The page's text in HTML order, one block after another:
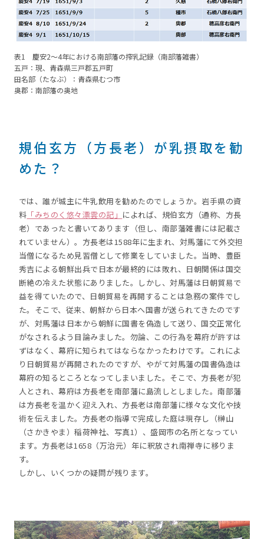
表1 慶安2～4年における南部藩の搾乳記録（南部藩雑書）
五戸：現、青森県三戸郡五戸町
田名部（たなぶ）：青森県むつ市
奥郡：南部藩の奥地
規伯玄方（方長老）が乳摂取を勧
めた？
では、誰が城主に牛乳飲用を勧めたのでしょうか。岩手県の資
料 「みちのく悠々漂雲の記」 によれば、規伯玄方（通称、方長
老）であったと書いてあります（但し、南部藩雑書には記載さ
れていません）。方長老は1588年に生まれ、対馬藩にて外交担
当僧になるため見習僧として修業をしていました。当時、豊臣
秀吉による朝鮮出兵で日本が最終的には敗れ、日朝関係は国交
断絶の冷えた状態にありました。しかし、対馬藩は日朝貿易で
益を得ていたので、日朝貿易を再開することは急務の案件でし
た。そこで、従来、朝鮮から日本へ国書が送られてきたのです
が、対馬藩は日本から朝鮮に国書を偽造して送り、国交正常化
がなされるよう目論みました。勿論、この行為を幕府が許すは
ずはなく、幕府に知られてはならなかったわけです。これによ
り日朝貿易が再開されたのですが、やがて対馬藩の国書偽造は
幕府の知るところとなってしまいました。そこで、方長老が犯
人とされ、幕府は方長老を南部藩に島流しとしました。南部藩
は方長老を温かく迎え入れ、方長老は南部藩に様々な文化や技
術を伝えました。方長老の指導で完成した庭は現存し（榊山
（さかきやま）稲荷神社、写真1）、盛岡市の名所となってい
ます。方長老は1658（万治元）年に釈放され南禅寺に移りま
す。
しかし、いくつかの疑問が残ります。